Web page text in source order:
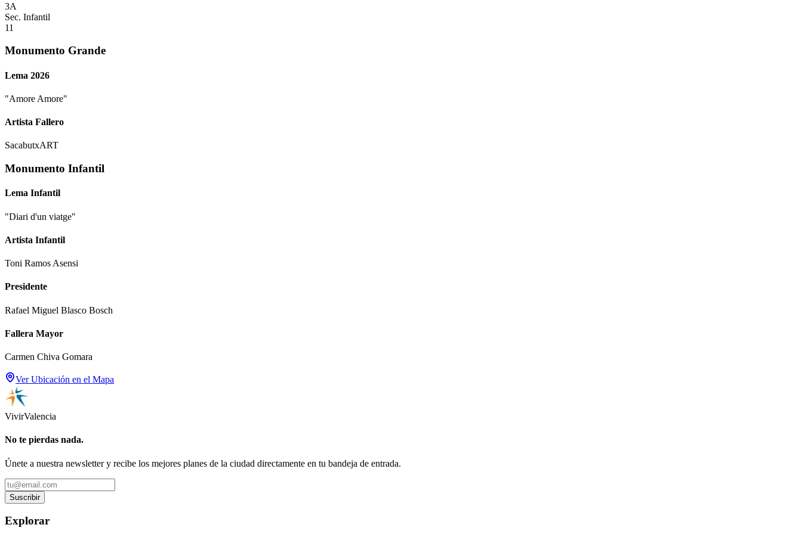
3A
Sec. Infantil
11
Monumento Grande
Lema 2026
"Amore Amore"
Artista Fallero
SacabutxART
Monumento Infantil
Lema Infantil
"Diari d'un viatge"
Artista Infantil
Toni Ramos Asensi
Presidente
Rafael Miguel Blasco Bosch
Fallera Mayor
Carmen Chiva Gomara
Ver Ubicación en el Mapa
VivirValencia
No te pierdas nada.
Únete a nuestra newsletter y recibe los mejores planes de la ciudad directamente en tu bandeja de entrada.
Suscribir
Explorar